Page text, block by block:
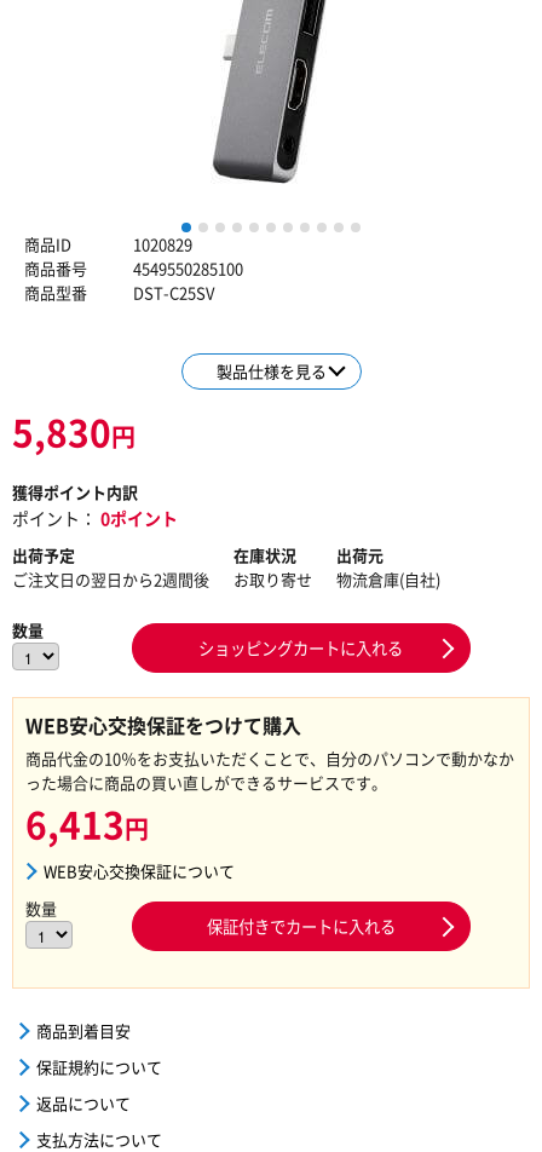
1 2 3 4 5 6 7 8 9 10
商品ID
1020829
商品番号
4549550285100
商品型番
DST-C25SV
製品仕様を見る
5,830円
獲得ポイント内訳
ポイント： 0ポイント
出荷予定
ご注文日の翌日から2週間後
在庫状況
お取り寄せ
出荷元
物流倉庫(自社)
数量
ショッピングカートに入れる
WEB安心交換保証をつけて購入
商品代金の10％をお支払いただくことで、自分のパソコンで動かなか
った場合に商品の買い直しができるサービスです。
6,413円
WEB安心交換保証について
数量
保証付きでカートに入れる
商品到着目安
保証規約について
返品について
支払方法について